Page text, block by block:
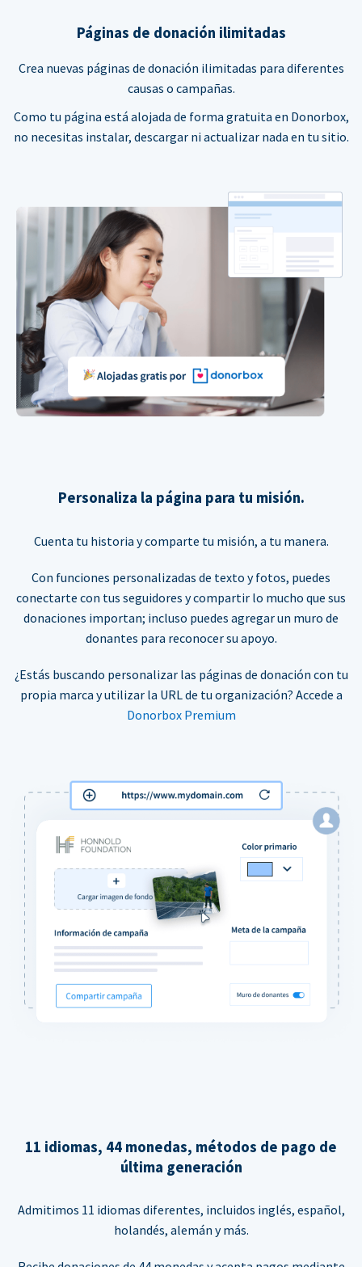
Páginas de donación ilimitadas
Crea nuevas páginas de donación ilimitadas para diferentes
causas o campañas.
Como tu página está alojada de forma gratuita en Donorbox,
no necesitas instalar, descargar ni actualizar nada en tu sitio.
Personaliza la página para tu misión.
Cuenta tu historia y comparte tu misión, a tu manera.
Con funciones personalizadas de texto y fotos, puedes
conectarte con tus seguidores y compartir lo mucho que sus
donaciones importan; incluso puedes agregar un muro de
donantes para reconocer su apoyo.
¿Estás buscando personalizar las páginas de donación con tu
propia marca y utilizar la URL de tu organización? Accede a
Donorbox Premium
11 idiomas, 44 monedas, métodos de pago de
última generación
Admitimos 11 idiomas diferentes, incluidos inglés, español,
holandés, alemán y más.